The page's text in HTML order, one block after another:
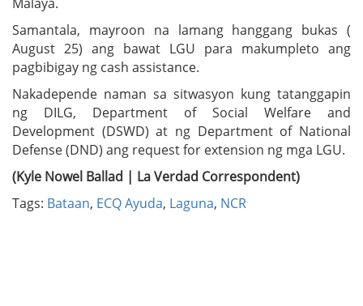
Samantala, mayroon na lamang hanggang bukas (
August 25) ang bawat LGU para makumpleto ang
pagbibigay ng cash assistance.
Nakadepende naman sa sitwasyon kung tatanggapin
ng DILG, Department of Social Welfare and
Development (DSWD) at ng Department of National
Defense (DND) ang request for extension ng mga LGU.
(Kyle Nowel Ballad | La Verdad Correspondent)
Tags: Bataan, ECQ Ayuda, Laguna, NCR